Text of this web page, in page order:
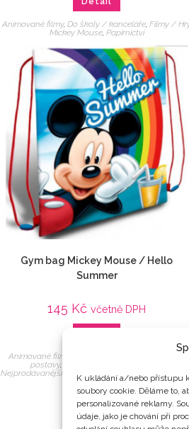
K ukládání a/nebo přístupu
soubory cookie. Děláme to,
personalizované reklamy.
údaje, jako je chování při
Animované filmy, Do školy / kanceláře, Filmy /
Mickey Mouse, Papírnictví
Gym bag Mickey Mouse / Hello
Summer
145 Kč včetně DPH
Animované filmy
Filmové
postavy,
Nejprodávanější, Pytlíky / Tašky na přezůvky
Veci z
filmu